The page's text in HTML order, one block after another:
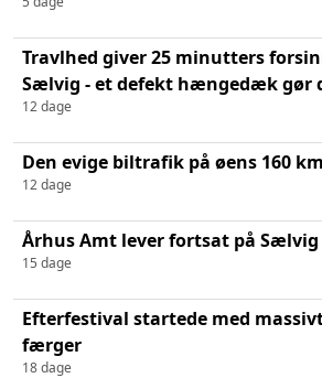
Travlhed giver 25 minutters
Sælvig - et defekt hængedæk gør
12 dage
Den evige biltrafik på øens 160
12 dage
Århus Amt lever fortsat på Sælvig
15 dage
Efterfestival startede med
færger
18 dage